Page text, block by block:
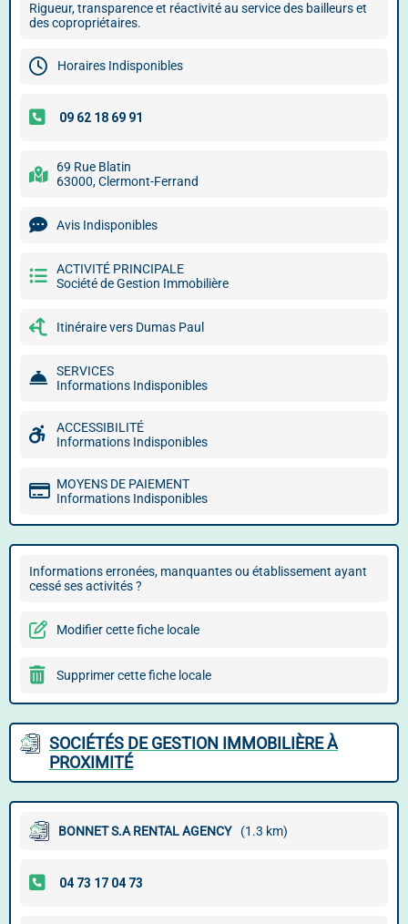
Rigueur, transparence et réactivité au service des bailleurs et
des copropriétaires.
Horaires Indisponibles
69 Rue Blatin
63000, Clermont-Ferrand
Avis Indisponibles
ACTIVITÉ PRINCIPALE
Société de Gestion Immobilière
Itinéraire vers Dumas Paul
SERVICES
Informations Indisponibles
ACCESSIBILITÉ
Informations Indisponibles
MOYENS DE PAIEMENT
Informations Indisponibles
Informations erronées, manquantes ou établissement ayant
cessé ses activités ?
Modifier cette fiche locale
Supprimer cette fiche locale
SOCIÉTÉS DE GESTION IMMOBILIÈRE À
PROXIMITÉ
BONNET S.A RENTAL AGENCY (1.3 km)